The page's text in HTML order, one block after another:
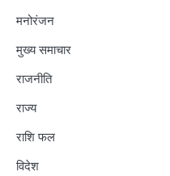
मनोरंजन
मुख्य समाचार
राजनीति
राज्य
राशि फल
विदेश